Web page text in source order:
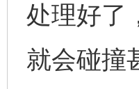
处理好了
就会碰撞